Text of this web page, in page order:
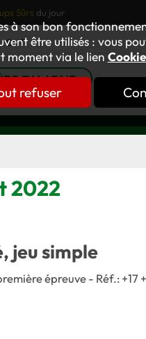
à son bon
être utilisés : vous
moment via le lien
refuser
Sûrs du jour
GNT
DU JOUR
2022
jeu simple
épreuve - Réf.: +17